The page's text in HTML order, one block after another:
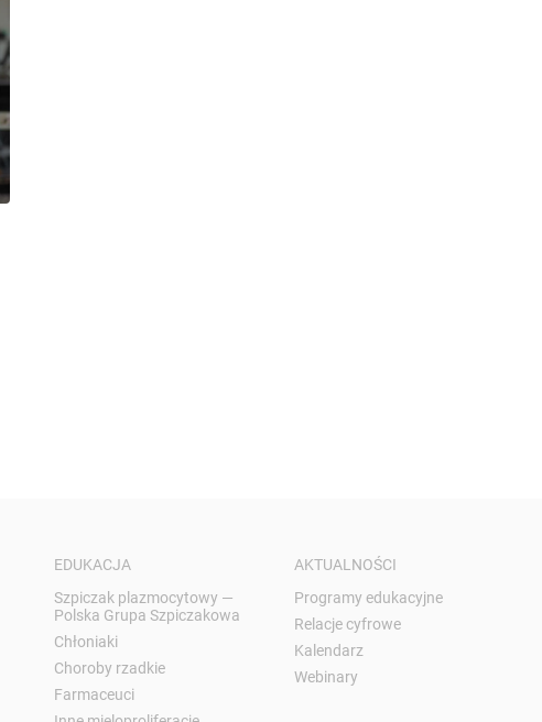
EDUKACJA
Szpiczak plazmocytowy —
Polska Grupa Szpiczakowa
Chłoniaki
Choroby rzadkie
Farmaceuci
AKTUALNOŚCI
Programy edukacyjne
Relacje cyfrowe
Kalendarz
Webinary